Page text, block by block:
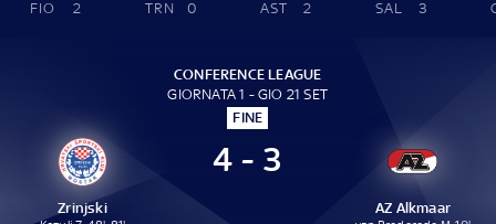
FIO
2
TRN
0
AST
2
SAL
3
CONFERENCE LEAGUE
GIORNATA 1 - GIO 21 SET
FINE
Zrinjski
4 - 3
AZ Alkmaar